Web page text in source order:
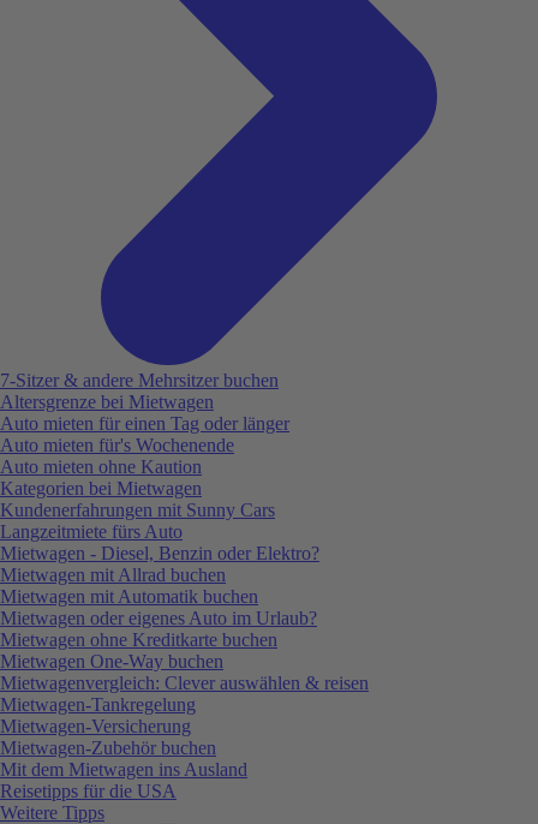
7-Sitzer & andere Mehrsitzer buchen
Altersgrenze bei Mietwagen
Auto mieten für einen Tag oder länger
Auto mieten für's Wochenende
Auto mieten ohne Kaution
Kategorien bei Mietwagen
Kundenerfahrungen mit Sunny Cars
Langzeitmiete fürs Auto
Mietwagen - Diesel, Benzin oder Elektro?
Mietwagen mit Allrad buchen
Mietwagen mit Automatik buchen
Mietwagen oder eigenes Auto im Urlaub?
Mietwagen ohne Kreditkarte buchen
Mietwagen One-Way buchen
Mietwagenvergleich: Clever auswählen & reisen
Mietwagen-Tankregelung
Mietwagen-Versicherung
Mietwagen-Zubehör buchen
Mit dem Mietwagen ins Ausland
Reisetipps für die USA
Weitere Tipps